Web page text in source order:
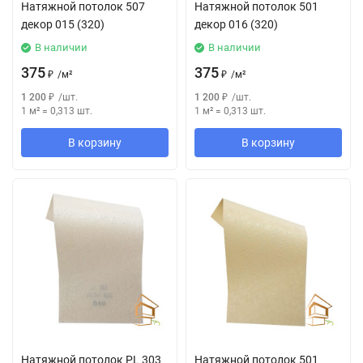
Натяжной потолок 507
декор 015 (320)
В наличии
375 ₽ /м²
1 200 ₽ /шт.
1 м² = 0,313 шт.
В корзину
Натяжной потолок 501
декор 016 (320)
В наличии
375 ₽ /м²
1 200 ₽ /шт.
1 м² = 0,313 шт.
В корзину
Натяжной потолок РL 303 Натяжной потолок 501